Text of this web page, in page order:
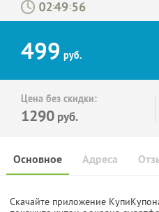
: :
499 руб.
Цена без скидки:
1290 руб.
Основное Адреса
Скачайте приложение